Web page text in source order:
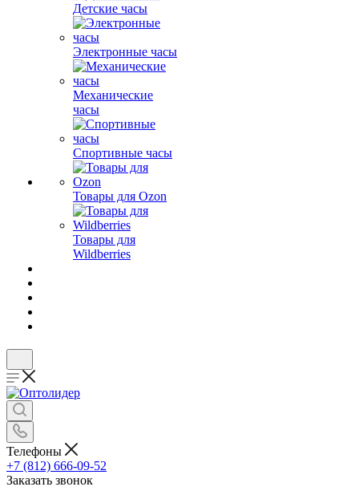
Детские часы
Электронные часы
Механические
часы
Спортивные часы
Товары для Ozon
Товары для
Wildberries
Телефоны
+7 (812) 666-09-52
Заказать звонок